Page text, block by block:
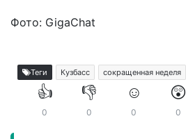
Фото: GigaChat
Теги Кузбасс сокращенная неделя
👍
0
👎
0
☺️
0
😲
0